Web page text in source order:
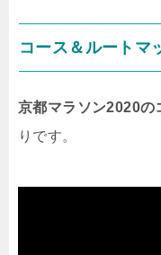
コース＆ルートマ
京都マラソン2020の
りです。